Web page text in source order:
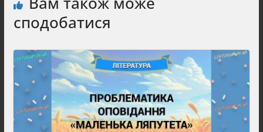
сподобатися